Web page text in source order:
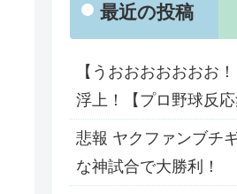
最近の投稿
【うおおおおおおお
浮上！【プロ野球反応
悲報 ヤクファンブチ
な神試合で大勝利！